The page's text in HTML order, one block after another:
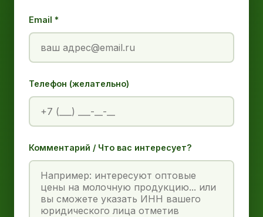
Email *
Телефон (желательно)
Комментарий / Что вас интересует?